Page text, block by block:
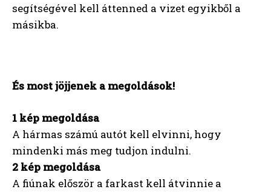
segítségével kell áttenned a vizet egyikből a
másikba.
És most jöjjenek a megoldások!
1 kép megoldása
A hármas számú autót kell elvinni, hogy
mindenki más meg tudjon indulni.
2 kép megoldása
A fiúnak először a farkast kell átvinnie a